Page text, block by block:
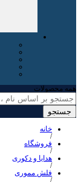
همه محصولات
جستجو
خانه
/
فروشگاه
/
هدایا و دکوری
/
فلش مموری
/